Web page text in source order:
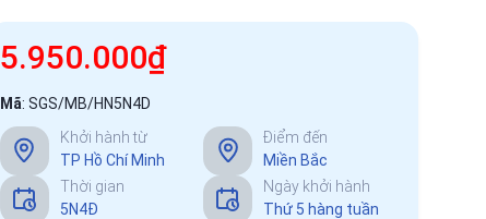
5.950.000₫
Mã: SGS/MB/HN5N4D
Khởi hành từ
TP Hồ Chí Minh
Điểm đến
Miền Bắc
Thời gian
5N4Đ
Ngày khởi hành
Thứ 5 hàng tuần